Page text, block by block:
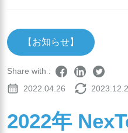
【お知らせ】
Share with :
2022.04.26
2022年